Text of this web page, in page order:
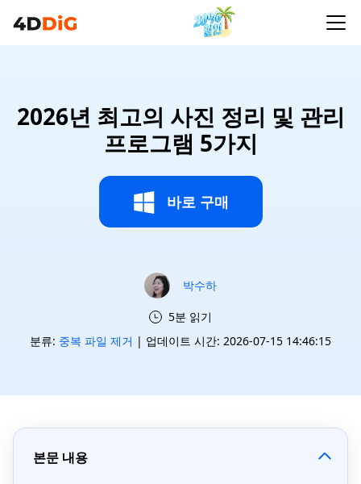
2026년 최고의 사진 정리 및 관리
프로그램 5가지
바로 구매
박수하
5분 읽기
분류: 중복 파일 제거 | 업데이트 시간: 2026-07-15 14:46:15
본문 내용